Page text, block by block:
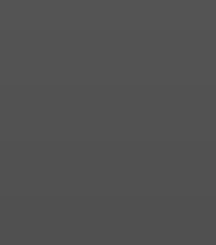
навыки